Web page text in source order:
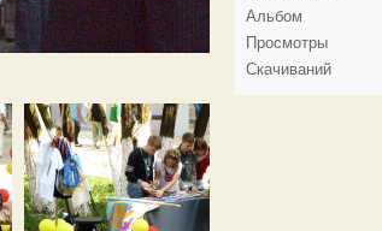
Альбом
Просмотры
Скачиваний